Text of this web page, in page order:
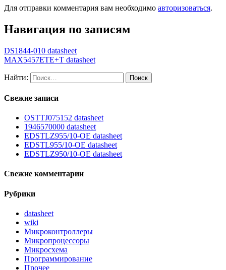
Для отправки комментария вам необходимо авторизоваться.
Навигация по записям
DS1844-010 datasheet
MAX5457ETE+T datasheet
Найти:
Свежие записи
OSTTJ075152 datasheet
1946570000 datasheet
EDSTLZ955/10-OE datasheet
EDSTL955/10-OE datasheet
EDSTLZ950/10-OE datasheet
Свежие комментарии
Рубрики
datasheet
wiki
Микроконтроллеры
Микропроцессоры
Микросхема
Программирование
Прочее